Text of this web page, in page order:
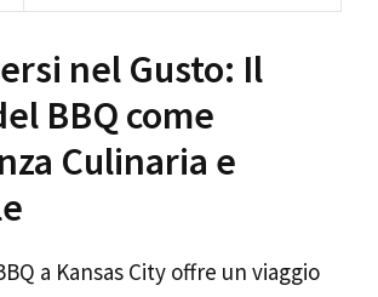
nel Gusto: Il
BBQ come
Culinaria e
a Kansas City offre un viaggio